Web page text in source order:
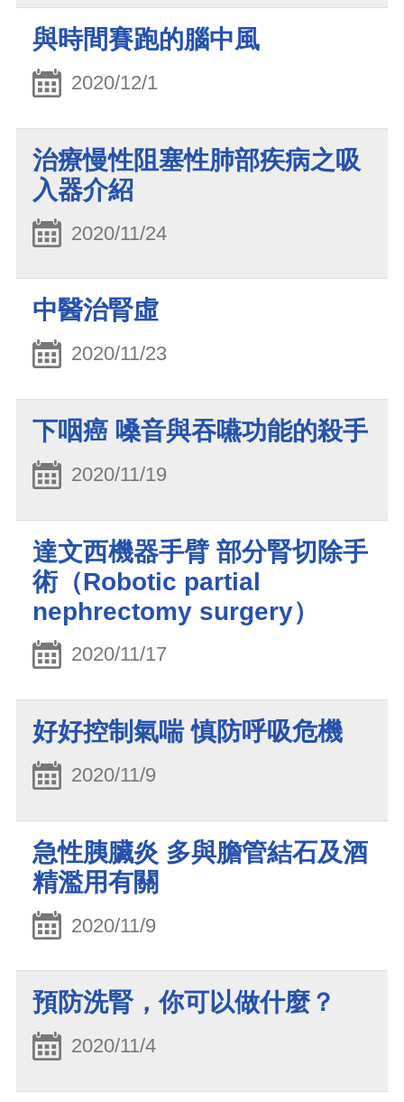
與時間賽跑的腦中風
2020/12/1
治療慢性阻塞性肺部疾病之吸
入器介紹
2020/11/24
中醫治腎虛
2020/11/23
下咽癌 嗓音與吞嚥功能的殺手
2020/11/19
達文西機器手臂 部分腎切除手
術（Robotic partial
nephrectomy surgery）
2020/11/17
好好控制氣喘 慎防呼吸危機
2020/11/9
急性胰臟炎 多與膽管結石及酒
精濫用有關
2020/11/9
預防洗腎，你可以做什麼？
2020/11/4